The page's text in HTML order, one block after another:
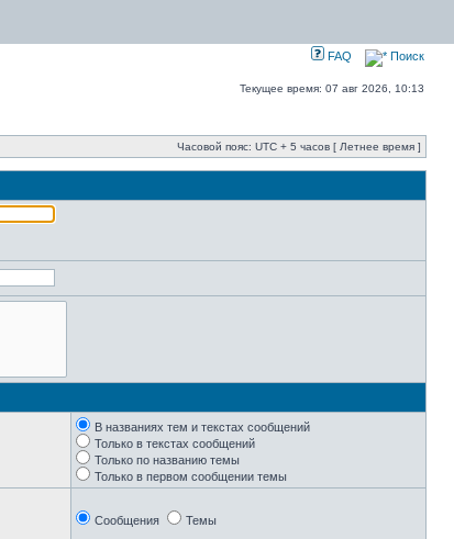
FAQ Поиск
Текущее время: 07 авг 2026, 10:13
Часовой пояс: UTC + 5 часов [ Летнее время ]
В названиях тем и текстах сообщений
Только в текстах сообщений
Только по названию темы
Только в первом сообщении темы
Сообщения Темы